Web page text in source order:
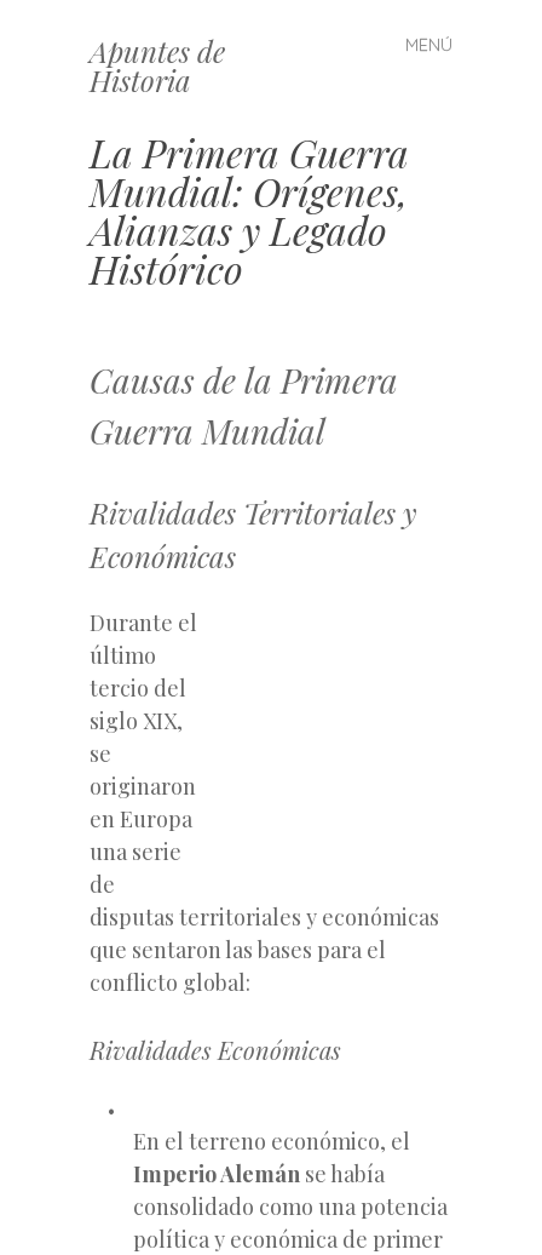
Apuntes de
Historia
MENÚ
Saltar
al
La Primera Guerra
Mundial: Orígenes,
Alianzas y Legado
Histórico
Causas de la Primera
Guerra Mundial
Rivalidades Territoriales y
Económicas
Durante el
último
tercio del
siglo XIX,
se
originaron
en Europa
una serie
de
disputas territoriales y económicas
que sentaron las bases para el
conflicto global:
Rivalidades Económicas
En el terreno económico, el
Imperio Alemán se había
consolidado como una potencia
política y económica de primer